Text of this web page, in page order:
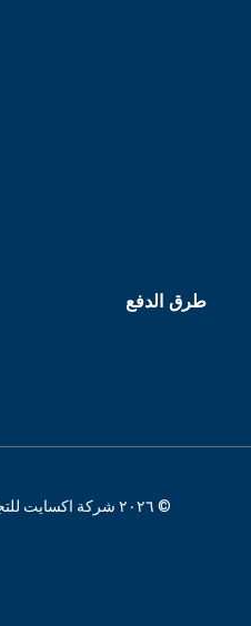
طرق الدفع
© ٢٠٢٦ شركة اكسايت للتجارة العامة ش.ش.و